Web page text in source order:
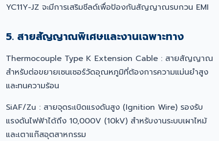
YC11Y-JZ จะมีการเสริมชีลด์เพื่อป้องกันสัญญาณรบกวน EMI
5. สายสัญญาณพิเศษและงานเฉพาะทาง
Thermocouple Type K Extension Cable : สายสัญญาณ
สำหรับต่อขยายเซนเซอร์วัดอุณหภูมิที่ต้องการความแม่นยำสูง
และทนความร้อน
SiAF/Zu : สายจุดระเบิดแรงดันสูง (Ignition Wire) รองรับ
แรงดันไฟฟ้าได้ถึง 10,000V (10kV) สำหรับงานระบบเผาไหม้
และเตาแก๊สอุตสาหกรรม